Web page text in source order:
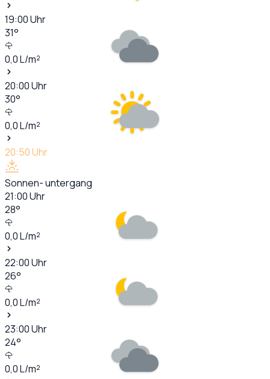
19:00Uhr
31°
0,0L/m²
20:00Uhr
30°
0,0L/m²
20:50Uhr
Sonnen- untergang
21:00Uhr
28°
0,0L/m²
22:00Uhr
26°
0,0L/m²
23:00Uhr
24°
0,0L/m²